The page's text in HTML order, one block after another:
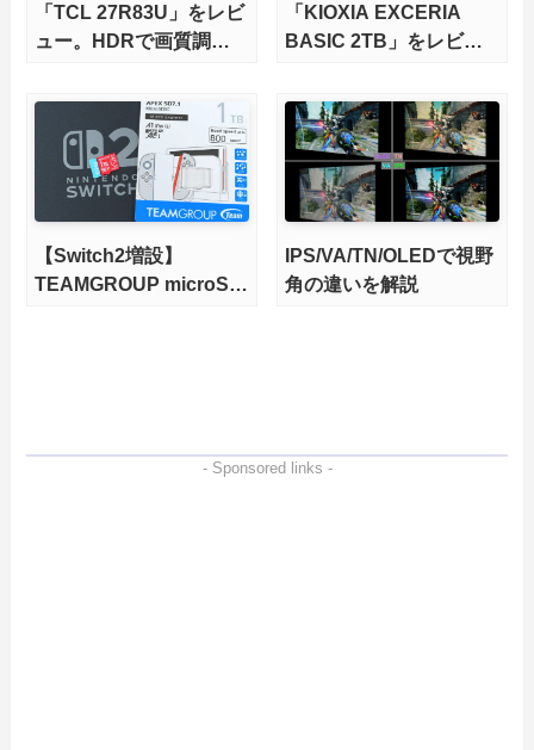
「TCL 27R83U」をレビ
ュー。HDRで画質調整
輝度も発揮！
「KIOXIA EXCERIA
BASIC 2TB」をレビュ
力、高性能、高コスパを
実現！
【Switch2増設】
TEAMGROUP microSD
IPS/VA/TN/OLEDで視野
角の違いを解説
- Sponsored links -